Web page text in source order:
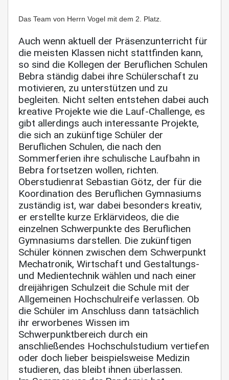
Das Team von Herrn Vogel mit dem 2. Platz.
Auch wenn aktuell der Präsenzunterricht für
die meisten Klassen nicht stattfinden kann,
so sind die Kollegen der Beruflichen Schulen
Bebra ständig dabei ihre Schülerschaft zu
motivieren, zu unterstützen und zu
begleiten. Nicht selten entstehen dabei auch
kreative Projekte wie die Lauf-Challenge, es
gibt allerdings auch interessante Projekte,
die sich an zukünftige Schüler der
Beruflichen Schulen, die nach den
Sommerferien ihre schulische Laufbahn in
Bebra fortsetzen wollen, richten.
Oberstudienrat Sebastian Götz, der für die
Koordination des Beruflichen Gymnasiums
zuständig ist, war dabei besonders kreativ,
er erstellte kurze Erklärvideos, die die
einzelnen Schwerpunkte des Beruflichen
Gymnasiums darstellen. Die zukünftigen
Schüler können zwischen dem Schwerpunkt
Mechatronik, Wirtschaft und Gestaltungs-
und Medientechnik wählen und nach einer
dreijährigen Schulzeit die Schule mit der
Allgemeinen Hochschulreife verlassen. Ob
die Schüler im Anschluss dann tatsächlich
ihr erworbenes Wissen im
Schwerpunktbereich durch ein
anschließendes Hochschulstudium vertiefen
oder doch lieber beispielsweise Medizin
studieren, das bleibt ihnen überlassen.